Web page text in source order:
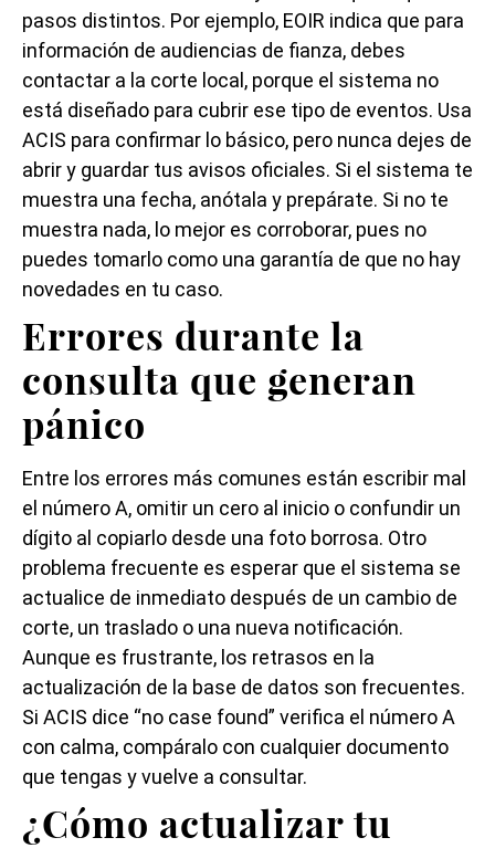
pasos distintos. Por ejemplo, EOIR indica que para
información de audiencias de fianza, debes
contactar a la corte local, porque el sistema no
está diseñado para cubrir ese tipo de eventos. Usa
ACIS para confirmar lo básico, pero nunca dejes de
abrir y guardar tus avisos oficiales. Si el sistema te
muestra una fecha, anótala y prepárate. Si no te
muestra nada, lo mejor es corroborar, pues no
puedes tomarlo como una garantía de que no hay
novedades en tu caso.
Errores durante la
consulta que generan
pánico
Entre los errores más comunes están escribir mal
el número A, omitir un cero al inicio o confundir un
dígito al copiarlo desde una foto borrosa. Otro
problema frecuente es esperar que el sistema se
actualice de inmediato después de un cambio de
corte, un traslado o una nueva notificación.
Aunque es frustrante, los retrasos en la
actualización de la base de datos son frecuentes.
Si ACIS dice “no case found” verifica el número A
con calma, compáralo con cualquier documento
que tengas y vuelve a consultar.
¿Cómo actualizar tu